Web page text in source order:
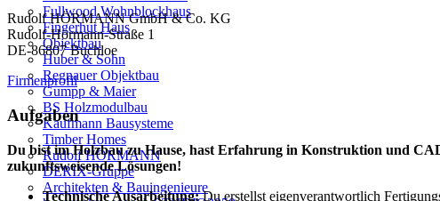
Fullwood Wohnblockhaus
Fingerhut Haus
Objektbau
Huber & Sohn
Regnauer Objektbau
Gumpp & Maier
BS Holzmodulbau
Kaufmann Bausysteme
Timber Homes
Rudolf HÖRMANN
DERIX-Gruppe
Architekten & Bauingenieure
Rudolf HÖRMANN GmbH & Co. KG
Rudolf-Hörmann-Straße 1
DE-86807 Buchloe
Firmenprofil
Aufgaben
Du bist imHolzbauzu Hause, hast Erfahrung in Konstruktion und
zukunftsweisende Lösungen!
Technische Ausarbeitung:Du erstellst eigenverantwortlich